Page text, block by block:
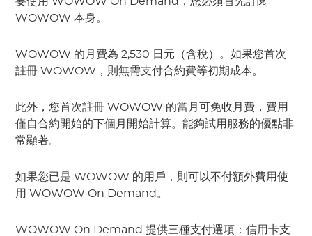
WOWOW 本身。
WOWOW 的月費為 2,530 日元（含稅）。如果您首次
註冊 WOWOW，則無需支付合約費等初期成本。
此外，您首次註冊 WOWOW 的當月可免收月費，費用
僅自合約開始的下個月開始計算。能夠試用服務的優點非
常顯著。
如果您已是 WOWOW 的用戶，則可以不付額外費用使
用 WOWOW On Demand。
WOWOW On Demand 提供三種支付選項：信用卡支